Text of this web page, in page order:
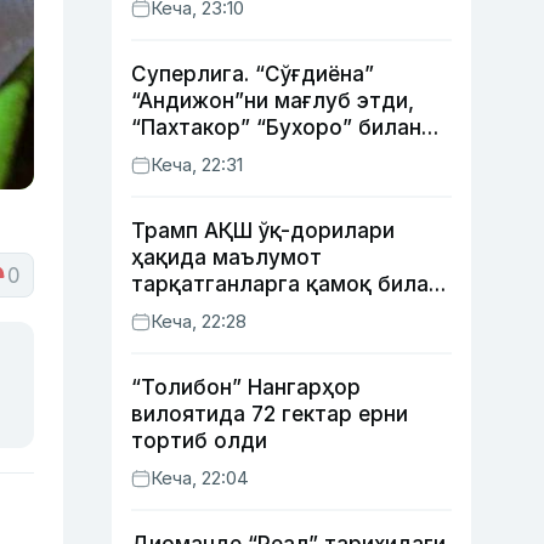
0
Кеча, 23:10
Суперлига. “Сўғдиёна”
“Андижон”ни мағлуб этди,
“Пахтакор” “Бухоро” билан
жанговар дуранг қайд этди
Кеча, 22:31
Трамп АҚШ ўқ-дорилари
ҳақида маълумот
тарқатганларга қамоқ билан
таҳдид қилди
Кеча, 22:28
“Толибон” Нангарҳор
вилоятида 72 гектар ерни
тортиб олди
Кеча, 22:04